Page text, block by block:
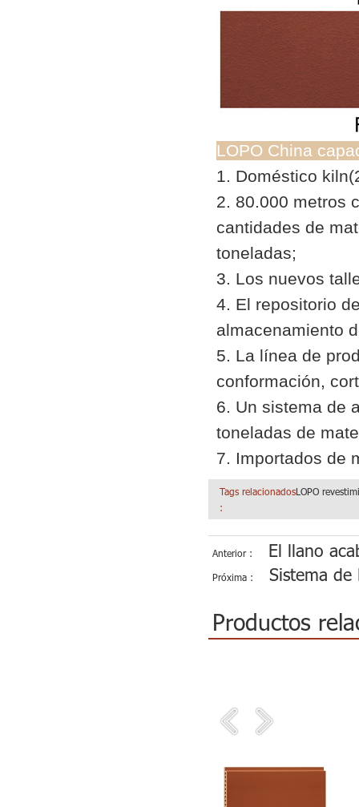
LOPO China
1. Doméstico
2. 80.000 metros
cantidades de
toneladas;
3. Los nuevos
4. El repositorio
almacenamiento
5. La línea de
conformación,
6. Un sistema de
toneladas de
7. Importados de
Tags relacionados
:
LOPO
Anterior : El llano
Próxima : Sistema
Productos